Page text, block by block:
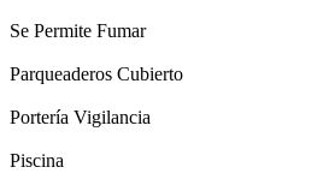
Se Permite Fumar
Parqueaderos Cubierto
Portería Vigilancia
Piscina